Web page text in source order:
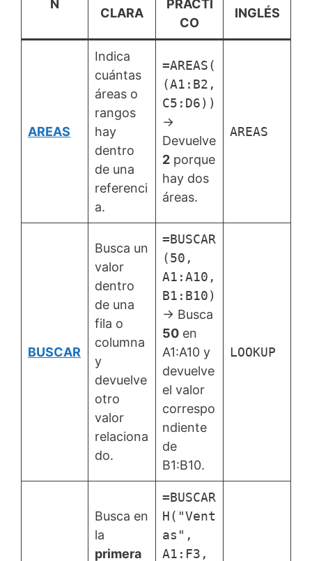
N
CLARA
PRÁCTI
CO
INGLÉS
AREAS
Indica
cuántas
áreas o
rangos
hay
dentro
de una
referenci
a.
=AREAS(
(A1:B2,
C5:D6))
→
Devuelve
2 porque
hay dos
áreas.
AREAS
BUSCAR
Busca un
valor
dentro
de una
fila o
columna
y
devuelve
otro
valor
relaciona
do.
=BUSCAR
(50,
A1:A10,
B1:B10)
→ Busca
50 en
A1:A10 y
devuelve
el valor
correspo
ndiente
de
B1:B10.
LOOKUP
Busca en
la
primera
=BUSCAR
H("Vent
as",
A1:F3,